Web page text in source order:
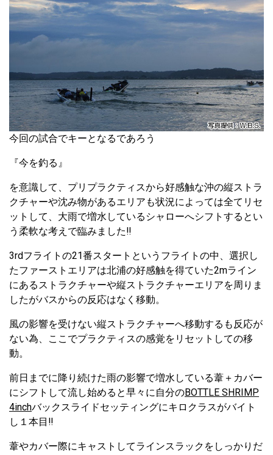
今回の試合でキーとなるであろう
『今を釣る』
を意識して、プリプラクティスから好感触な沖の縦ストラ
クチャーや沈み物があるエリアも状況によっては全てリセ
ットして、大雨で増水しているシャローへシフトするとい
う柔軟な考えで臨みました‼︎
3rdフライトの21番スタートというフライトの中、選択し
たファーストエリアは北浦の好感触を得ていた2mライン
にあるストラクチャーや縦ストラクチャーエリアを周りま
したがバスからの反応はなく移動。
風の影響を受けない縦ストラクチャーへ移動するも反応が
ない為、ここでプラクティスの感覚をリセットしての移
動。
前日までに降り続けた雨の影響で増水している葦＋カバー
にシフトして流し始めると早々に自分のBOTTLE SHRIMP
4inchバックスライドセッティングにキロクラスがバイト
し１本目‼︎
葦やカバー際にキャストしてラインスラックをしっかりだ